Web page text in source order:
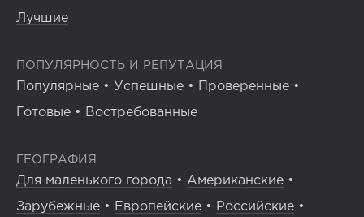
Лучшие
ПОПУЛЯРНОСТЬ И РЕПУТАЦИЯ
Популярные • Успешные • Проверенные •
Готовые • Востребованные
ГЕОГРАФИЯ
Для маленького города • Американские •
Зарубежные • Европейские • Российские •